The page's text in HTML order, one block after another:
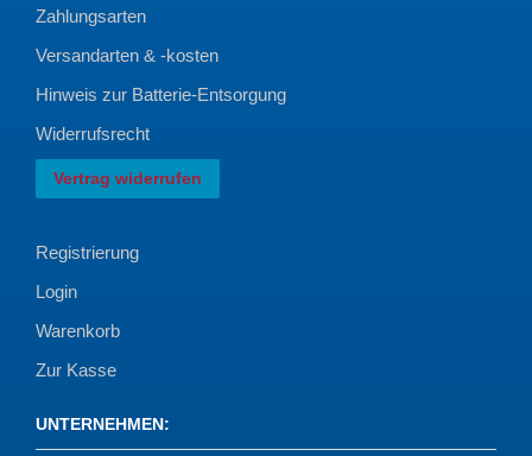
Zahlungsarten
Versandarten & -kosten
Hinweis zur Batterie-Entsorgung
Widerrufsrecht
Vertrag widerrufen
Registrierung
Login
Warenkorb
Zur Kasse
UNTERNEHMEN: